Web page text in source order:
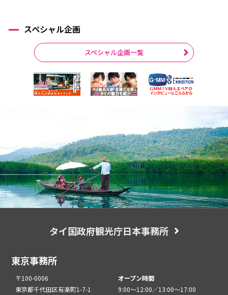
スペシャル企画
スペシャル企画一覧
タイ国政府観光庁日本事務所
東京事務所
〒100-0006
東京都千代田区有楽町1-7-1
オープン時間
9:00～12:00／13:00～17:00